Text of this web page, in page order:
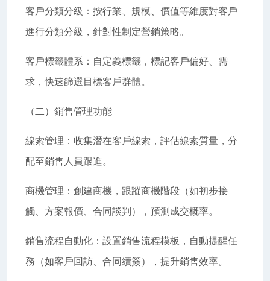
客戶分類分級：按行業、規模、價值等維度對客戶
進行分類分級，針對性制定營銷策略。
客戶標籤體系：自定義標籤，標記客戶偏好、需
求，快速篩選目標客戶群體。
（二）銷售管理功能
線索管理：收集潛在客戶線索，評估線索質量，分
配至銷售人員跟進。
商機管理：創建商機，跟蹤商機階段（如初步接
觸、方案報價、合同談判），預測成交概率。
銷售流程自動化：設置銷售流程模板，自動提醒任
務（如客戶回訪、合同續簽），提升銷售效率。